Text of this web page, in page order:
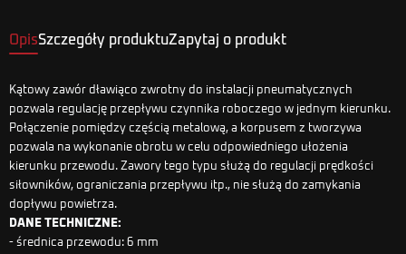
OpisSzczegóły produktuZapytaj o produkt
Kątowy zawór dławiąco zwrotny do instalacji pneumatycznych
pozwala regulację przepływu czynnika roboczego w jednym kierunku.
Połączenie pomiędzy częścią metalową, a korpusem z tworzywa
pozwala na wykonanie obrotu w celu odpowiedniego ułożenia
kierunku przewodu. Zawory tego typu służą do regulacji prędkości
siłowników, ograniczania przepływu itp., nie służą do zamykania
dopływu powietrza.
DANE TECHNICZNE:
- średnica przewodu: 6 mm